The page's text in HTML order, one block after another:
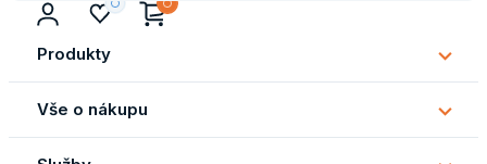
Produkty
Vše o nákupu